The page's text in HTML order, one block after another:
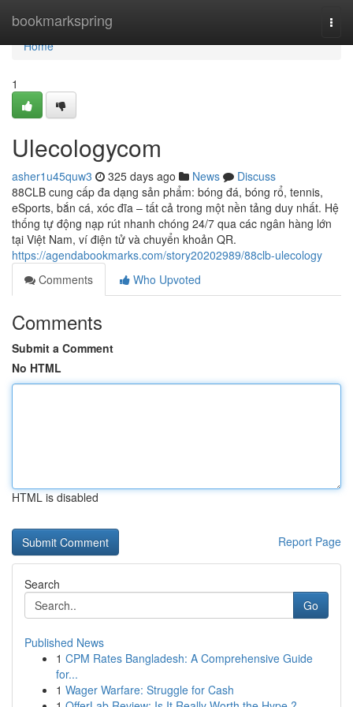
bookmarkspring
Home
Home
1
Ulecologycom
asher1u45quw3 325 days ago News
Discuss
88CLB cung cấp đa dạng sản phẩm: bóng đá, bóng rổ, tennis,
eSports, bắn cá, xóc đĩa – tất cả trong một nền tảng duy nhất. Hệ
thống tự động nạp rút nhanh chóng 24/7 qua các ngân hàng lớn
tại Việt Nam, ví điện tử và chuyển khoản QR.
https://agendabookmarks.com/story20202989/88clb-ulecology
Comments
Who Upvoted
Comments
Submit a Comment
No HTML
HTML is disabled
Report Page
Search
Go
Published News
1 CPM Rates Bangladesh: A Comprehensive Guide
for...
1 Wager Warfare: Struggle for Cash